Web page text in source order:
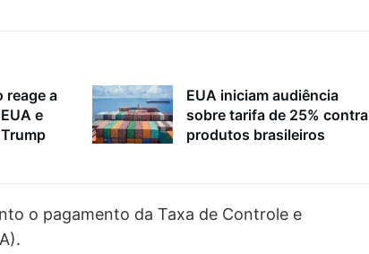
reage a
e
EUA iniciam audiência
sobre tarifa de 25% contra
produtos brasileiros
o pagamento da Taxa de Controle e